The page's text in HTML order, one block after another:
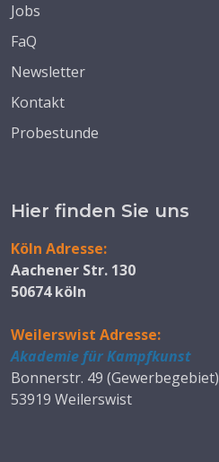
Jobs
FaQ
Newsletter
Kontakt
Probestunde
Hier finden Sie uns
Köln Adresse:
Aachener Str. 130
50674 köln
Weilerswist Adresse:
Akademie für Kampfkunst
Bonnerstr. 49 (Gewerbegebiet)
53919 Weilerswist